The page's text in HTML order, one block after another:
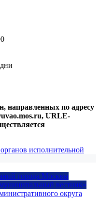
направленных по адресу
URLE-